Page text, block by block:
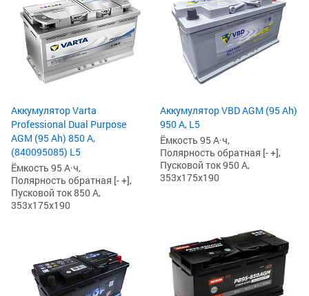
Аккумулятор Varta
Professional Dual Purpose
AGM (95 Ah) 850 А,
(840095085) L5
Ёмкость 95 А·ч,
Полярность обратная [- +],
Пусковой ток 850 А,
353x175x190
Аккумулятор VBD AGM (95 Ah)
950 А, L5
Ёмкость 95 А·ч,
Полярность обратная [- +],
Пусковой ток 950 А,
353x175x190